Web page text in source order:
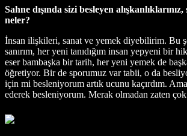
Sahne dışında sizi besleyen
neler?
İnsan ilişkileri, sanat ve yemek diyebilirim. Bu
sanırım, her yeni tanıdığım insan yepyeni bir
eser bambaşka bir tarih, her yeni yemek de
öğretiyor. Bir de sporumuz var tabii, o da
için mi besleniyorum artık ucunu kaçırdım.
ederek besleniyorum. Merak olmadan zaten